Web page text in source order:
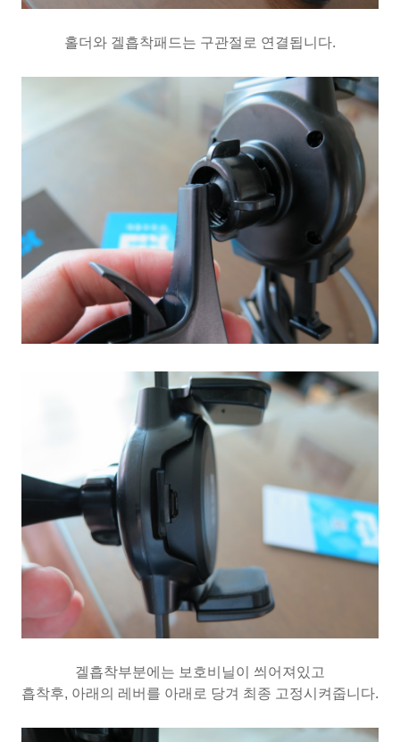
홀더와 겔흡착패드는 구관절로 연결됩니다.
겔흡착부분에는 보호비닐이 씌어져있고
흡착후, 아래의 레버를 아래로 당겨 최종 고정시켜줍니다.